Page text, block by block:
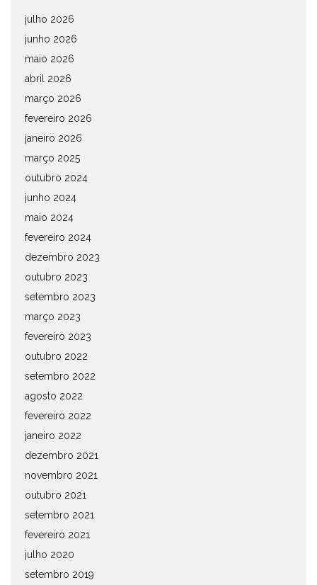
julho 2026
junho 2026
maio 2026
abril 2026
março 2026
fevereiro 2026
janeiro 2026
março 2025
outubro 2024
junho 2024
maio 2024
fevereiro 2024
dezembro 2023
outubro 2023
setembro 2023
março 2023
fevereiro 2023
outubro 2022
setembro 2022
agosto 2022
fevereiro 2022
janeiro 2022
dezembro 2021
novembro 2021
outubro 2021
setembro 2021
fevereiro 2021
julho 2020
setembro 2019